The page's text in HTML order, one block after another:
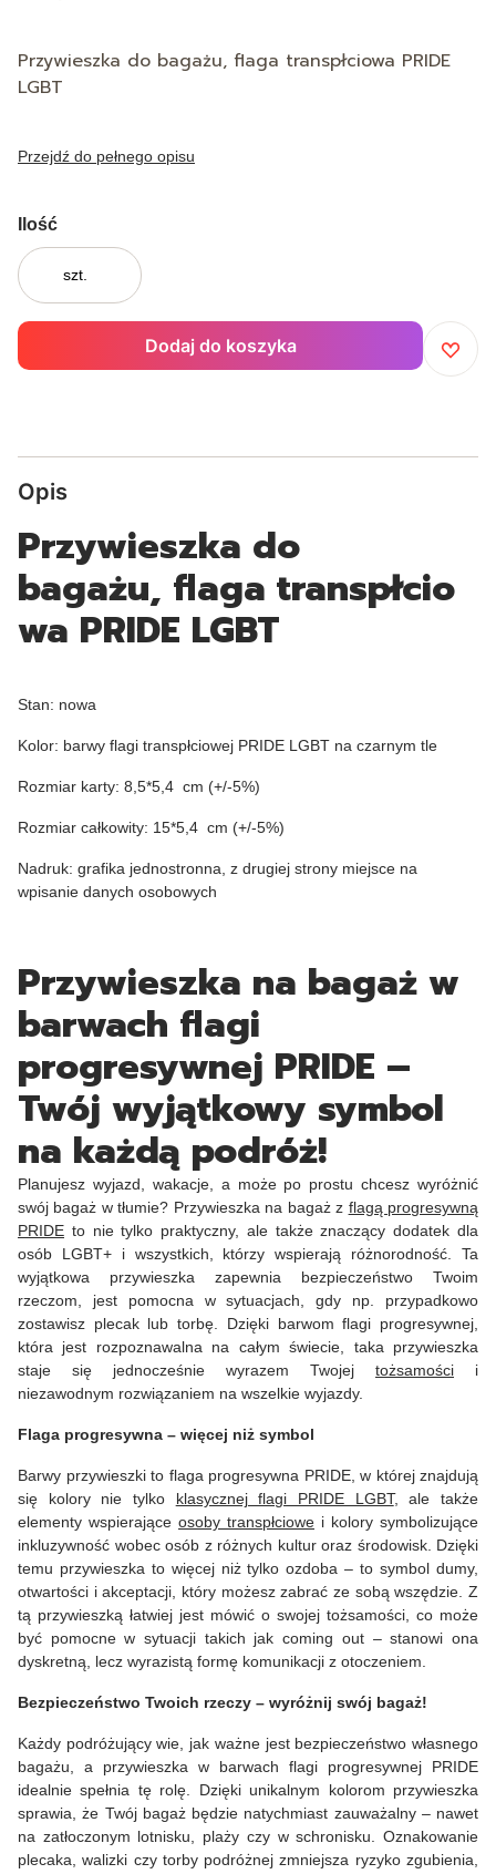
Przywieszka do bagażu, flaga transpłciowa PRIDE
LGBT
Przejdź do pełnego opisu
Ilość
szt.
Dodaj do koszyka
Opis
Przywieszka do
bagażu, flaga transpłcio
wa PRIDE LGBT
Stan: nowa
Kolor: barwy flagi transpłciowej PRIDE LGBT na czarnym tle
Rozmiar karty: 8,5*5,4 cm (+/-5%)
Rozmiar całkowity: 15*5,4 cm (+/-5%)
Nadruk: grafika jednostronna, z drugiej strony miejsce na
wpisanie danych osobowych
Przywieszka na bagaż w
barwach flagi
progresywnej PRIDE –
Twój wyjątkowy symbol
na każdą podróż!
Planujesz wyjazd, wakacje, a może po prostu chcesz wyróżnić
swój bagaż w tłumie? Przywieszka na bagaż z flagą progresywną
PRIDE to nie tylko praktyczny, ale także znaczący dodatek dla
osób LGBT+ i wszystkich, którzy wspierają różnorodność. Ta
wyjątkowa przywieszka zapewnia bezpieczeństwo Twoim
rzeczom, jest pomocna w sytuacjach, gdy np. przypadkowo
zostawisz plecak lub torbę. Dzięki barwom flagi progresywnej,
która jest rozpoznawalna na całym świecie, taka przywieszka
staje się jednocześnie wyrazem Twojej tożsamości i
niezawodnym rozwiązaniem na wszelkie wyjazdy.
Flaga progresywna – więcej niż symbol
Barwy przywieszki to flaga progresywna PRIDE, w której znajdują
się kolory nie tylko klasycznej flagi PRIDE LGBT, ale także
elementy wspierające osoby transpłciowe i kolory symbolizujące
inkluzywność wobec osób z różnych kultur oraz środowisk. Dzięki
temu przywieszka to więcej niż tylko ozdoba – to symbol dumy,
otwartości i akceptacji, który możesz zabrać ze sobą wszędzie. Z
tą przywieszką łatwiej jest mówić o swojej tożsamości, co może
być pomocne w sytuacji takich jak coming out – stanowi ona
dyskretną, lecz wyrazistą formę komunikacji z otoczeniem.
Bezpieczeństwo Twoich rzeczy – wyróżnij swój bagaż!
Każdy podróżujący wie, jak ważne jest bezpieczeństwo własnego
bagażu, a przywieszka w barwach flagi progresywnej PRIDE
idealnie spełnia tę rolę. Dzięki unikalnym kolorom przywieszka
sprawia, że Twój bagaż będzie natychmiast zauważalny – nawet
na zatłoczonym lotnisku, plaży czy w schronisku. Oznakowanie
plecaka, walizki czy torby podróżnej zmniejsza ryzyko zgubienia,